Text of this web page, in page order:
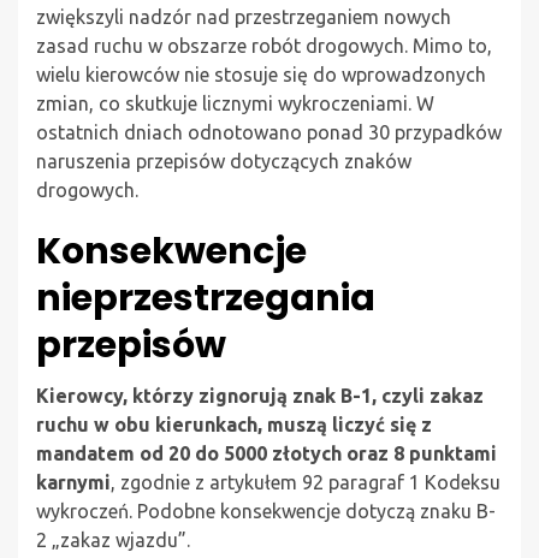
zwiększyli nadzór nad przestrzeganiem nowych
zasad ruchu w obszarze robót drogowych. Mimo to,
wielu kierowców nie stosuje się do wprowadzonych
zmian, co skutkuje licznymi wykroczeniami. W
ostatnich dniach odnotowano ponad 30 przypadków
naruszenia przepisów dotyczących znaków
drogowych.
Konsekwencje
nieprzestrzegania
przepisów
Kierowcy, którzy zignorują znak B-1, czyli zakaz
ruchu w obu kierunkach, muszą liczyć się z
mandatem od 20 do 5000 złotych oraz 8 punktami
karnymi, zgodnie z artykułem 92 paragraf 1 Kodeksu
wykroczeń. Podobne konsekwencje dotyczą znaku B-
2 „zakaz wjazdu”.